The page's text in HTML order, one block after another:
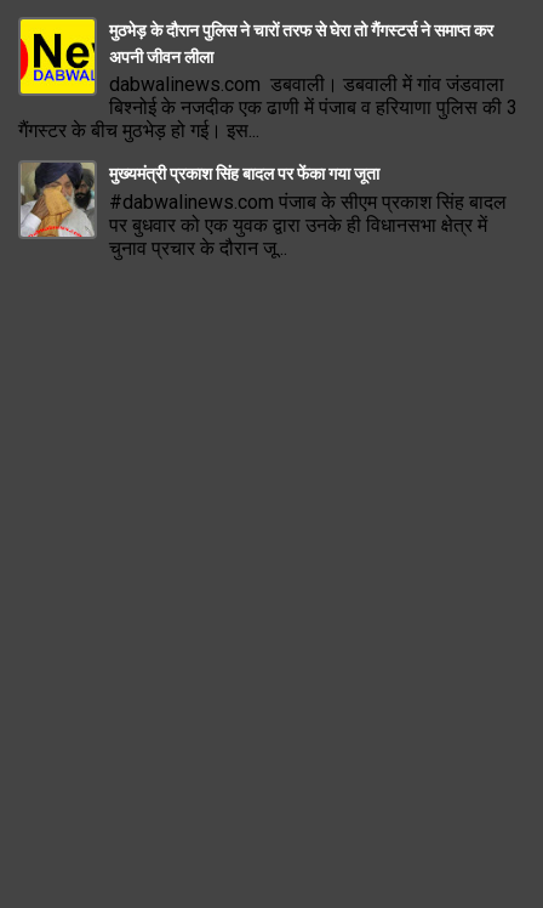
मुठभेड़ के दौरान पुलिस ने चारों तरफ से घेरा तो गैंगस्टर्स ने समाप्त कर
अपनी जीवन लीला
dabwalinews.com डबवाली। डबवाली में गांव जंडवाला
बिश्नोई के नजदीक एक ढाणी में पंजाब व हरियाणा पुलिस की 3
गैंगस्टर के बीच मुठभेड़ हो गई। इस...
मुख्यमंत्री प्रकाश सिंह बादल पर फेंका गया जूता
#dabwalinews.com पंजाब के सीएम प्रकाश सिंह बादल
पर बुधवार को एक युवक द्वारा उनके ही विधानसभा क्षेत्र में
चुनाव प्रचार के दौरान जू...